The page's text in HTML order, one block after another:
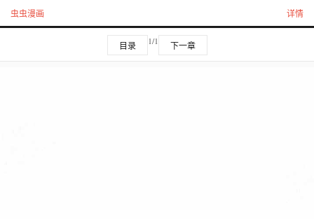
虫虫漫画 详情
目录 1/1 下一章